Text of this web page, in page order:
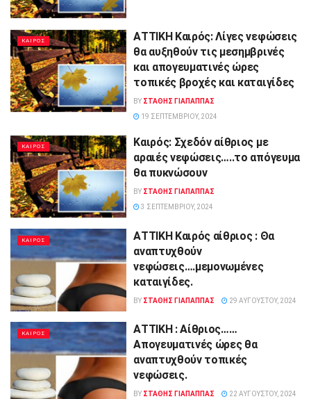
ΚΑΙΡΟΣ
ΑΤΤΙΚΗ Καιρός: Λίγες νεφώσεις
θα αυξηθούν τις μεσημβρινές
και απογευματινές ώρες
τοπικές βροχές και καταιγίδες
BY ΣΤΑΘΗΣ ΓΊΑΠΑΠΠΑΣ
19 ΣΕΠΤΕΜΒΡΊΟΥ, 2024
ΚΑΙΡΟΣ
Καιρός: Σχεδόν αίθριος με
αραιές νεφώσεις…..το απόγευμα
θα πυκνώσουν
BY ΣΤΑΘΗΣ ΓΊΑΠΑΠΠΑΣ
3 ΣΕΠΤΕΜΒΡΊΟΥ, 2024
ΚΑΙΡΟΣ
ΑΤΤΙΚΗ Καιρός αίθριος : Θα
αναπτυχθούν
νεφώσεις….μεμονωμένες
καταιγίδες.
BY ΣΤΑΘΗΣ ΓΊΑΠΑΠΠΑΣ 29 ΑΥΓΟΎΣΤΟΥ, 2024
ΚΑΙΡΟΣ
ΑΤΤΙΚΗ : Αίθριος……
Απογευματινές ώρες θα
αναπτυχθούν τοπικές
νεφώσεις.
BY ΣΤΑΘΗΣ ΓΊΑΠΑΠΠΑΣ 22 ΑΥΓΟΎΣΤΟΥ, 2024